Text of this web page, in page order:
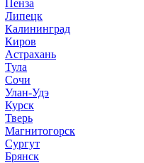
Пенза
Липецк
Калининград
Киров
Астрахань
Тула
Сочи
Улан-Удэ
Курск
Тверь
Магнитогорск
Сургут
Брянск